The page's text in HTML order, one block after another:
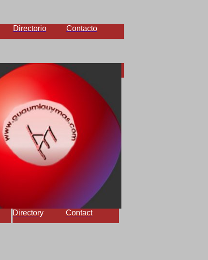
Directorio Contacto
Directory Contact